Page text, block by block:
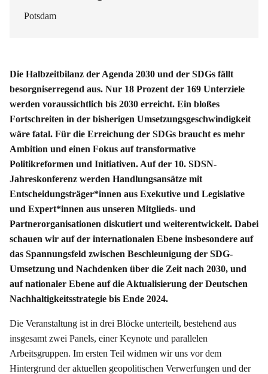
Potsdam
Die Halbzeitbilanz der Agenda 2030 und der SDGs fällt
besorgniserregend aus. Nur 18 Prozent der 169 Unterziele
werden voraussichtlich bis 2030 erreicht. Ein bloßes
Fortschreiten in der bisherigen Umsetzungsgeschwindigkeit
wäre fatal. Für die Erreichung der SDGs braucht es mehr
Ambition und einen Fokus auf transformative
Politikreformen und Initiativen. Auf der 10. SDSN-
Jahreskonferenz werden Handlungsansätze mit
Entscheidungsträger*innen aus Exekutive und Legislative
und Expert*innen aus unseren Mitglieds- und
Partnerorganisationen diskutiert und weiterentwickelt. Dabei
schauen wir auf der internationalen Ebene insbesondere auf
das Spannungsfeld zwischen Beschleunigung der SDG-
Umsetzung und Nachdenken über die Zeit nach 2030, und
auf nationaler Ebene auf die Aktualisierung der Deutschen
Nachhaltigkeitsstrategie bis Ende 2024.
Die Veranstaltung ist in drei Blöcke unterteilt, bestehend aus
insgesamt zwei Panels, einer Keynote und parallelen
Arbeitsgruppen. Im ersten Teil widmen wir uns vor dem
Hintergrund der aktuellen geopolitischen Verwerfungen und der